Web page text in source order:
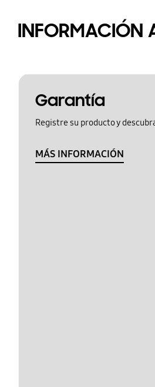
INFORMACIÓN
Garantía
Registre su producto y
MÁS INFORMACIÓN